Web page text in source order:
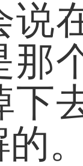
说
那
下